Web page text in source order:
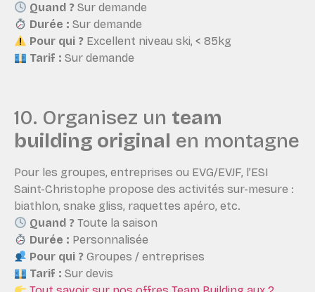
Quand ? Sur demande
Durée : Sur demande
Pour qui ? Excellent niveau ski, < 85kg
Tarif : Sur demande
10. Organisez un team
building original en montagne
Pour les groupes, entreprises ou EVG/EVJF, l’ESI
Saint-Christophe propose des activités sur-mesure :
biathlon, snake gliss, raquettes apéro, etc.
Quand ? Toute la saison
Durée : Personnalisée
Pour qui ? Groupes / entreprises
Tarif : Sur devis